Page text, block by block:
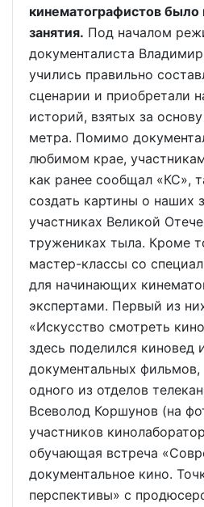
кинематографистов
занятия. Под началом
документалиста
учились правильно
сценарии и приобретали
историй, взятых за
метра. Помимо
любимом крае,
как ранее сообщал «КС»,
создать картины о наших
участниках Великой
тружениках тыла. Кроме
мастер-классы со
для начинающих
экспертами. Первый из
«Искусство смотреть
здесь поделился киновед
документальных
одного из отделов
Всеволод Коршунов (на
участников
обучающая встреча
документальное кино.
перспективы» с